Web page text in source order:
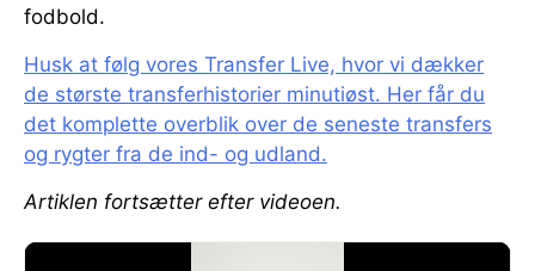
fodbold.
Husk at følg vores Transfer Live, hvor vi dækker
de største transferhistorier minutiøst. Her får du
det komplette overblik over de seneste transfers
og rygter fra de ind- og udland.
Artiklen fortsætter efter videoen.